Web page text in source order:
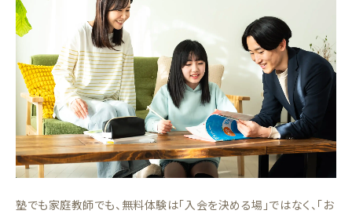
塾でも家庭教師でも、無料体験は「入会を決める場」ではなく、「お